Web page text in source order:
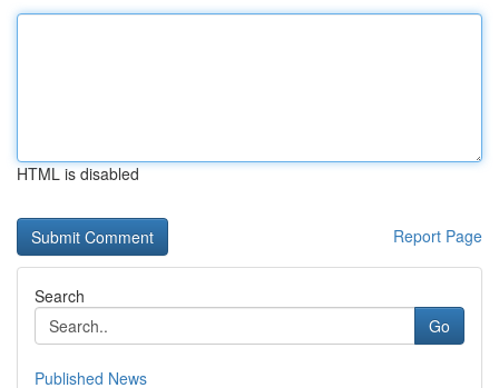
HTML is disabled
Report Page
Search
Go
Published News